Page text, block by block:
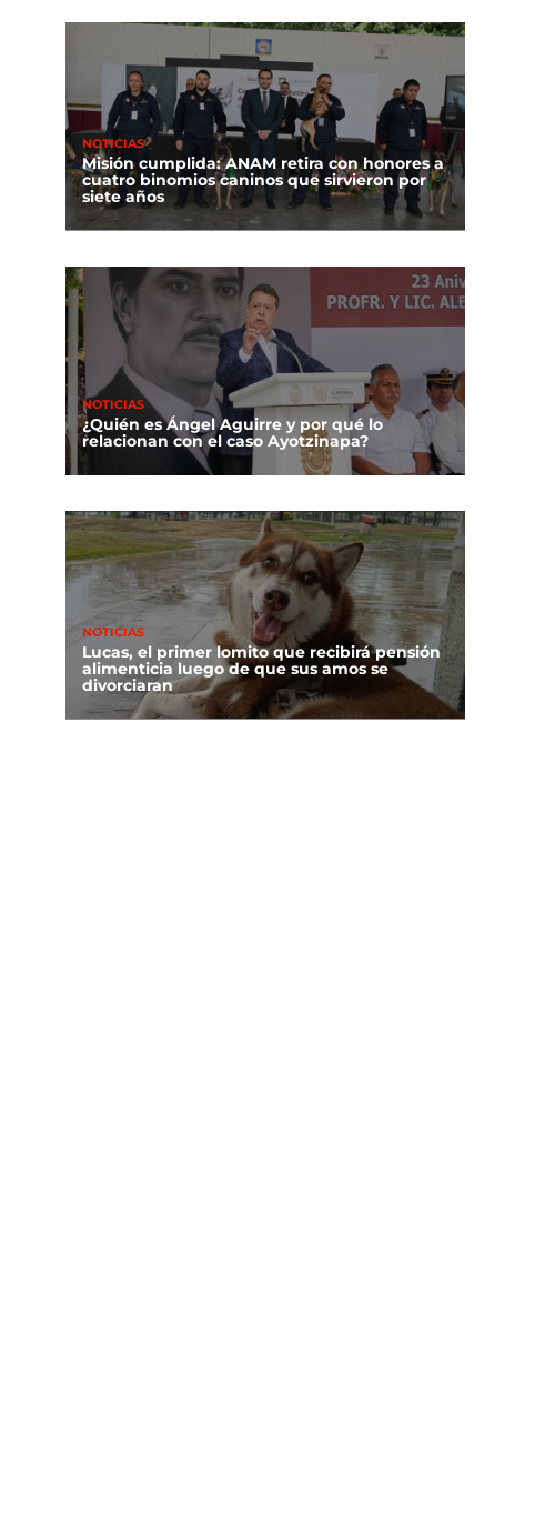
NOTICIAS
Misión cumplida: ANAM retira con honores a
cuatro binomios caninos que sirvieron por
siete años
NOTICIAS
¿Quién es Ángel Aguirre y por qué lo
relacionan con el caso Ayotzinapa?
NOTICIAS
Lucas, el primer lomito que recibirá pensión
alimenticia luego de que sus amos se
divorciaran